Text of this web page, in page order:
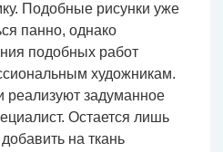
Подобные рисунки уже
панно, однако
подобных работ
художникам.
реализуют задуманное
Остается лишь
на ткань